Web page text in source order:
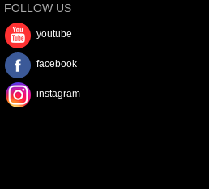
FOLLOW US
youtube
facebook
instagram